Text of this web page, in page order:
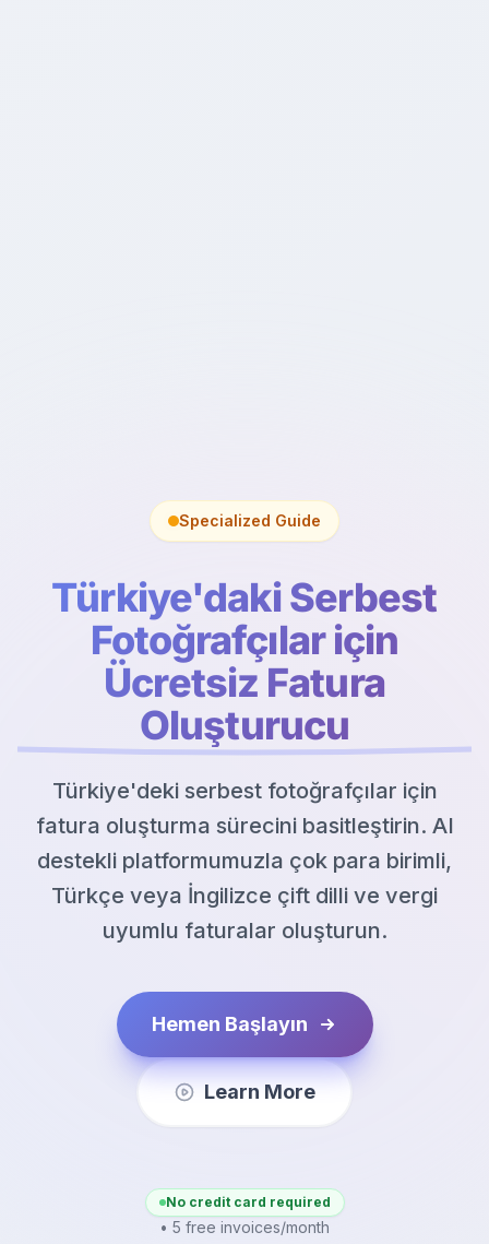
Specialized Guide
Türkiye'daki Serbest
Fotoğrafçılar için
Ücretsiz Fatura
Oluşturucu
Türkiye'deki serbest fotoğrafçılar için
fatura oluşturma sürecini basitleştirin. AI
destekli platformumuzla çok para birimli,
Türkçe veya İngilizce çift dilli ve vergi
uyumlu faturalar oluşturun.
Hemen Başlayın
Learn More
No credit card required
• 5 free invoices/month